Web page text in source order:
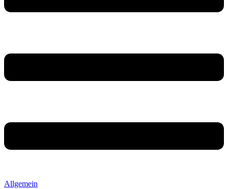
Allgemein